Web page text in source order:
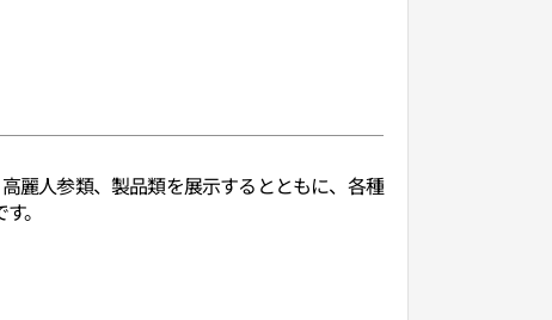
麗人参類、製品類を展示するとともに、各種
。